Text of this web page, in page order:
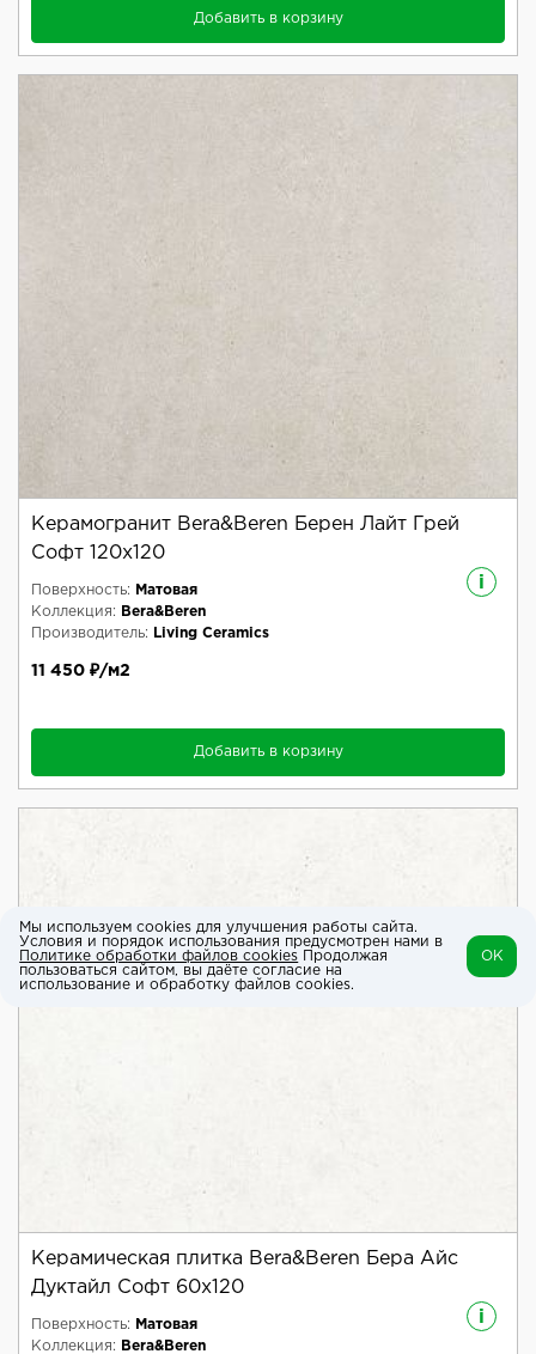
Добавить в корзину
Керамогранит Bera&Beren Берен Лайт Грей
Софт 120x120
i
Поверхность:
Матовая
Коллекция:
Bera&Beren
Производитель:
Living Ceramics
11 450 ₽/м2
Добавить в корзину
Керамическая плитка Bera&Beren Бера Айс
Дуктайл Софт 60x120
i
Поверхность:
Матовая
Коллекция:
Bera&Beren
Мы используем cookies для улучшения работы сайта.
Условия и порядок использования предусмотрен нами в
Политике обработки файлов cookies Продолжая
пользоваться сайтом, вы даёте согласие на
использование и обработку файлов cookies.
OK